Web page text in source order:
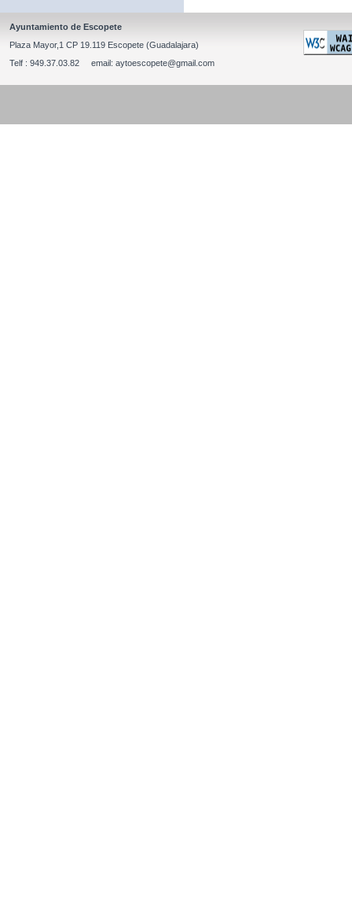
Ayuntamiento de Escopete
Plaza Mayor,1 CP 19.119 Escopete (Guadalajara)
Telf : 949.37.03.82 email: aytoescopete@gmail.com